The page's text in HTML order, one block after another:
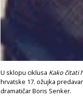
U sklopu ciklusa Kako čitati
hrvatske 17. ožujka
dramatičar Boris Senker.